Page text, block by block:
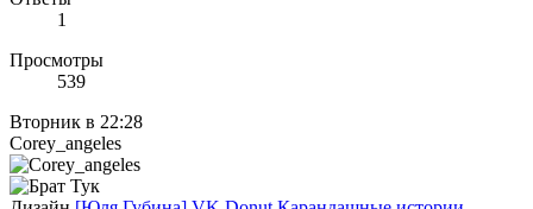
1
Просмотры
539
Вторник в 22:28
Corey_angeles